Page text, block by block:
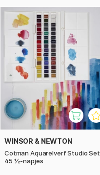
WINSOR & NEWTON
Cotman Aquarelverf Studio Set
45 ½-napjes